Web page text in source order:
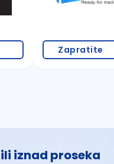
Zapratite
iznad proseka